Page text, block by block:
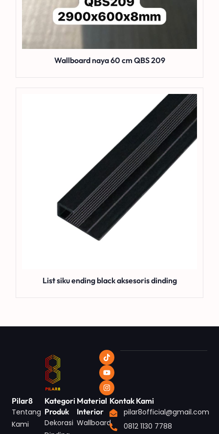
Wallboard naya 60 cm QBS 209
List siku ending black aksesoris dinding
Pilar8
Tentang
Kami
Kategori
Produk
Dekorasi
Material
Interior
Wallboard
Kontak Kami
pilar8official@gmail.com
0812 1130 7788